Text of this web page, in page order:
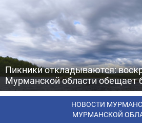
Пикники откладываются:
Мурманской области
НОВОСТИ
МУРМАНСКОЙ